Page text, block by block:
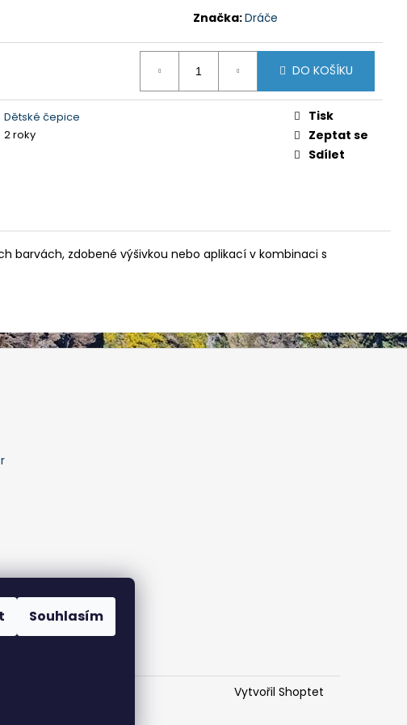
Souhlasím
Značka:Dráče
DO KOŠÍKU
Dětské čepice
2 roky
Tisk
Zeptat se
Sdílet
barvách, zdobené výšivkou nebo aplikací v kombinaci s
1 590 Kč
Vytvořil Shoptet